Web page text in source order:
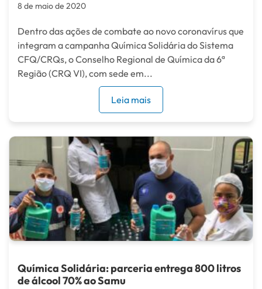
8 de maio de 2020
Dentro das ações de combate ao novo coronavírus que
integram a campanha Química Solidária do Sistema
CFQ/CRQs, o Conselho Regional de Química da 6ª
Região (CRQ VI), com sede em...
Leia mais
Química Solidária: parceria entrega 800 litros
de álcool 70% ao Samu